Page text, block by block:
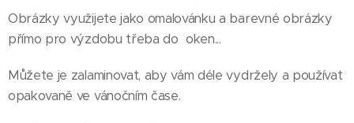
Obrázky využijete jako omalovánku a barevné obrázky
přímo pro výzdobu třeba do oken...
Můžete je zalaminovat, aby vám déle vydržely a používat
opakovaně ve vánočním čase.